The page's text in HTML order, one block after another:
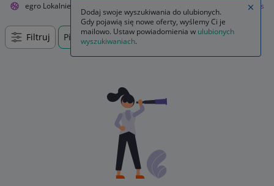
Allegro Lokalnie Trening fitness
Filtruj Piątek, Łódzkie, +0 km
Dodaj swoje wyszukiwania do ulubionych.
Gdy pojawią się nowe oferty, wyślemy Ci je
mailowo. Ustaw powiadomienia w ulubionych
wyszukiwaniach.